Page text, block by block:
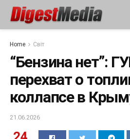
Home Світ
“Бензина нет”:
перехват о
коллапсе в
21.06.2026